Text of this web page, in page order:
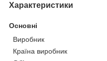
Характеристики
Основні
Виробник
Країна виробник